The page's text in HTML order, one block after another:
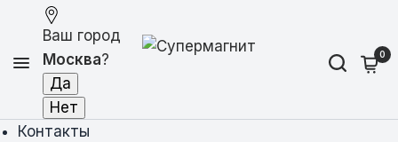
Ваш город
Москва? 0
Контакты